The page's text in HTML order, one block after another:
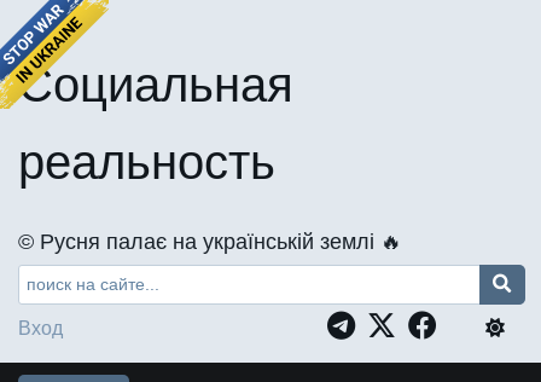
Социальная
реальность
©️ Русня палає на українській землі 🔥
Вход